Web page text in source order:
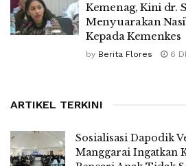
Kemenag, Kini dr.
Menyuarakan
Kepada Kemenkes
by Berita Flores 6
ARTIKEL TERKINI
Sosialisasi Dapodik
Manggarai Ingatkan